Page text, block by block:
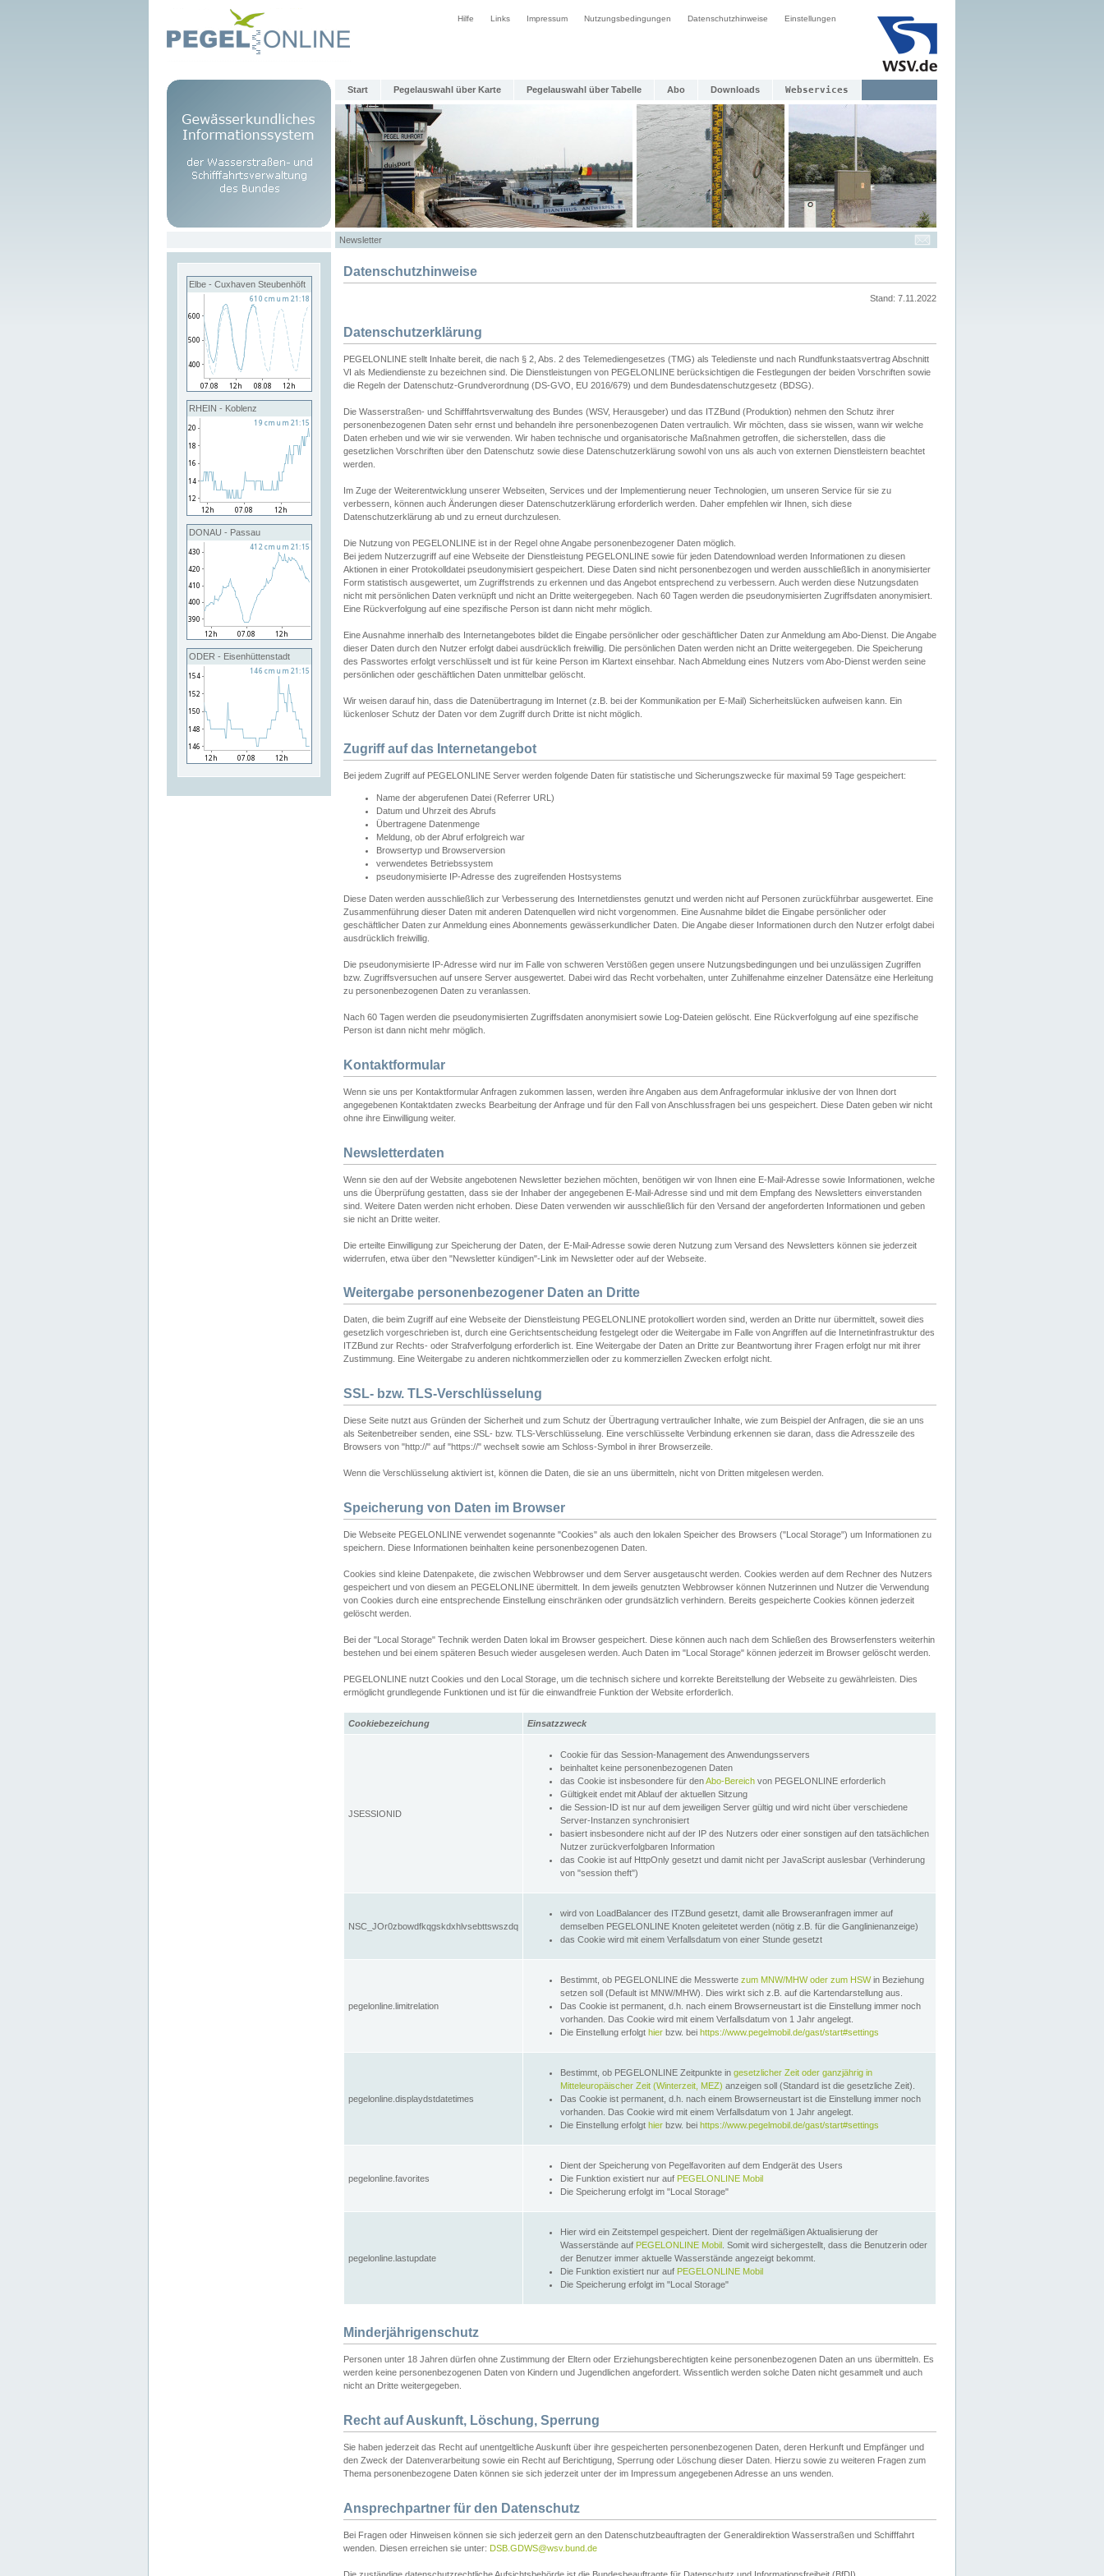
Hilfe Links Impressum Nutzungsbedingungen Datenschutzhinweise Einstellungen
Start Pegelauswahl über Karte Pegelauswahl über Tabelle Abo Downloads Webservices
Newsletter
Elbe - Cuxhaven Steubenhöft
RHEIN - Koblenz
DONAU - Passau
ODER - Eisenhüttenstadt
Datenschutzhinweise
Stand: 7.11.2022
Datenschutzerklärung
PEGELONLINE stellt Inhalte bereit, die nach § 2, Abs. 2 des Telemediengesetzes (TMG) als Teledienste und nach Rundfunkstaatsvertrag Abschnitt
VI als Mediendienste zu bezeichnen sind. Die Dienstleistungen von PEGELONLINE berücksichtigen die Festlegungen der beiden Vorschriften sowie
die Regeln der Datenschutz-Grundverordnung (DS-GVO, EU 2016/679) und dem Bundesdatenschutzgesetz (BDSG).
Die Wasserstraßen- und Schifffahrtsverwaltung des Bundes (WSV, Herausgeber) und das ITZBund (Produktion) nehmen den Schutz ihrer
personenbezogenen Daten sehr ernst und behandeln ihre personenbezogenen Daten vertraulich. Wir möchten, dass sie wissen, wann wir welche
Daten erheben und wie wir sie verwenden. Wir haben technische und organisatorische Maßnahmen getroffen, die sicherstellen, dass die
gesetzlichen Vorschriften über den Datenschutz sowie diese Datenschutzerklärung sowohl von uns als auch von externen Dienstleistern beachtet
werden.
Im Zuge der Weiterentwicklung unserer Webseiten, Services und der Implementierung neuer Technologien, um unseren Service für sie zu
verbessern, können auch Änderungen dieser Datenschutzerklärung erforderlich werden. Daher empfehlen wir Ihnen, sich diese
Datenschutzerklärung ab und zu erneut durchzulesen.
Die Nutzung von PEGELONLINE ist in der Regel ohne Angabe personenbezogener Daten möglich.
Bei jedem Nutzerzugriff auf eine Webseite der Dienstleistung PEGELONLINE sowie für jeden Datendownload werden Informationen zu diesen
Aktionen in einer Protokolldatei pseudonymisiert gespeichert. Diese Daten sind nicht personenbezogen und werden ausschließlich in anonymisierter
Form statistisch ausgewertet, um Zugriffstrends zu erkennen und das Angebot entsprechend zu verbessern. Auch werden diese Nutzungsdaten
nicht mit persönlichen Daten verknüpft und nicht an Dritte weitergegeben. Nach 60 Tagen werden die pseudonymisierten Zugriffsdaten anonymisiert.
Eine Rückverfolgung auf eine spezifische Person ist dann nicht mehr möglich.
Eine Ausnahme innerhalb des Internetangebotes bildet die Eingabe persönlicher oder geschäftlicher Daten zur Anmeldung am Abo-Dienst. Die Angabe
dieser Daten durch den Nutzer erfolgt dabei ausdrücklich freiwillig. Die persönlichen Daten werden nicht an Dritte weitergegeben. Die Speicherung
des Passwortes erfolgt verschlüsselt und ist für keine Person im Klartext einsehbar. Nach Abmeldung eines Nutzers vom Abo-Dienst werden seine
persönlichen oder geschäftlichen Daten unmittelbar gelöscht.
Wir weisen darauf hin, dass die Datenübertragung im Internet (z.B. bei der Kommunikation per E-Mail) Sicherheitslücken aufweisen kann. Ein
lückenloser Schutz der Daten vor dem Zugriff durch Dritte ist nicht möglich.
Zugriff auf das Internetangebot
Bei jedem Zugriff auf PEGELONLINE Server werden folgende Daten für statistische und Sicherungszwecke für maximal 59 Tage gespeichert:
Name der abgerufenen Datei (Referrer URL)
Datum und Uhrzeit des Abrufs
Übertragene Datenmenge
Meldung, ob der Abruf erfolgreich war
Browsertyp und Browserversion
verwendetes Betriebssystem
pseudonymisierte IP-Adresse des zugreifenden Hostsystems
Diese Daten werden ausschließlich zur Verbesserung des Internetdienstes genutzt und werden nicht auf Personen zurückführbar ausgewertet. Eine
Zusammenführung dieser Daten mit anderen Datenquellen wird nicht vorgenommen. Eine Ausnahme bildet die Eingabe persönlicher oder
geschäftlicher Daten zur Anmeldung eines Abonnements gewässerkundlicher Daten. Die Angabe dieser Informationen durch den Nutzer erfolgt dabei
ausdrücklich freiwillig.
Die pseudonymisierte IP-Adresse wird nur im Falle von schweren Verstößen gegen unsere Nutzungsbedingungen und bei unzulässigen Zugriffen
bzw. Zugriffsversuchen auf unsere Server ausgewertet. Dabei wird das Recht vorbehalten, unter Zuhilfenahme einzelner Datensätze eine Herleitung
zu personenbezogenen Daten zu veranlassen.
Nach 60 Tagen werden die pseudonymisierten Zugriffsdaten anonymisiert sowie Log-Dateien gelöscht. Eine Rückverfolgung auf eine spezifische
Person ist dann nicht mehr möglich.
Kontaktformular
Wenn sie uns per Kontaktformular Anfragen zukommen lassen, werden ihre Angaben aus dem Anfrageformular inklusive der von Ihnen dort
angegebenen Kontaktdaten zwecks Bearbeitung der Anfrage und für den Fall von Anschlussfragen bei uns gespeichert. Diese Daten geben wir nicht
ohne ihre Einwilligung weiter.
Newsletterdaten
Wenn sie den auf der Website angebotenen Newsletter beziehen möchten, benötigen wir von Ihnen eine E-Mail-Adresse sowie Informationen, welche
uns die Überprüfung gestatten, dass sie der Inhaber der angegebenen E-Mail-Adresse sind und mit dem Empfang des Newsletters einverstanden
sind. Weitere Daten werden nicht erhoben. Diese Daten verwenden wir ausschließlich für den Versand der angeforderten Informationen und geben
sie nicht an Dritte weiter.
Die erteilte Einwilligung zur Speicherung der Daten, der E-Mail-Adresse sowie deren Nutzung zum Versand des Newsletters können sie jederzeit
widerrufen, etwa über den "Newsletter kündigen"-Link im Newsletter oder auf der Webseite.
Weitergabe personenbezogener Daten an Dritte
Daten, die beim Zugriff auf eine Webseite der Dienstleistung PEGELONLINE protokolliert worden sind, werden an Dritte nur übermittelt, soweit dies
gesetzlich vorgeschrieben ist, durch eine Gerichtsentscheidung festgelegt oder die Weitergabe im Falle von Angriffen auf die Internetinfrastruktur des
ITZBund zur Rechts- oder Strafverfolgung erforderlich ist. Eine Weitergabe der Daten an Dritte zur Beantwortung ihrer Fragen erfolgt nur mit ihrer
Zustimmung. Eine Weitergabe zu anderen nichtkommerziellen oder zu kommerziellen Zwecken erfolgt nicht.
SSL- bzw. TLS-Verschlüsselung
Diese Seite nutzt aus Gründen der Sicherheit und zum Schutz der Übertragung vertraulicher Inhalte, wie zum Beispiel der Anfragen, die sie an uns
als Seitenbetreiber senden, eine SSL- bzw. TLS-Verschlüsselung. Eine verschlüsselte Verbindung erkennen sie daran, dass die Adresszeile des
Browsers von "http://" auf "https://" wechselt sowie am Schloss-Symbol in ihrer Browserzeile.
Wenn die Verschlüsselung aktiviert ist, können die Daten, die sie an uns übermitteln, nicht von Dritten mitgelesen werden.
Speicherung von Daten im Browser
Die Webseite PEGELONLINE verwendet sogenannte "Cookies" als auch den lokalen Speicher des Browsers ("Local Storage") um Informationen zu
speichern. Diese Informationen beinhalten keine personenbezogenen Daten.
Cookies sind kleine Datenpakete, die zwischen Webbrowser und dem Server ausgetauscht werden. Cookies werden auf dem Rechner des Nutzers
gespeichert und von diesem an PEGELONLINE übermittelt. In dem jeweils genutzten Webbrowser können Nutzerinnen und Nutzer die Verwendung
von Cookies durch eine entsprechende Einstellung einschränken oder grundsätzlich verhindern. Bereits gespeicherte Cookies können jederzeit
gelöscht werden.
Bei der "Local Storage" Technik werden Daten lokal im Browser gespeichert. Diese können auch nach dem Schließen des Browserfensters weiterhin
bestehen und bei einem späteren Besuch wieder ausgelesen werden. Auch Daten im "Local Storage" können jederzeit im Browser gelöscht werden.
PEGELONLINE nutzt Cookies und den Local Storage, um die technisch sichere und korrekte Bereitstellung der Webseite zu gewährleisten. Dies
ermöglicht grundlegende Funktionen und ist für die einwandfreie Funktion der Website erforderlich.
Cookiebezeichung Einsatzzweck
JSESSIONID
Cookie für das Session-Management des Anwendungsservers
beinhaltet keine personenbezogenen Daten
das Cookie ist insbesondere für denAbo-Bereich von PEGELONLINE erforderlich
Gültigkeit endet mit Ablauf der aktuellen Sitzung
die Session-ID ist nur auf dem jeweiligen Server gültig und wird nicht über verschiedene
Server-Instanzen synchronisiert
basiert insbesondere nicht auf der IP des Nutzers oder einer sonstigen auf den tatsächlichen
Nutzer zurückverfolgbaren Information
das Cookie ist auf HttpOnly gesetzt und damit nicht per JavaScript auslesbar (Verhinderung
von "session theft")
NSC_JOr0zbowdfkqgskdxhlvsebttswszdq
wird von LoadBalancer des ITZBund gesetzt, damit alle Browseranfragen immer auf
demselben PEGELONLINE Knoten geleitetet werden (nötig z.B. für die Ganglinienanzeige)
das Cookie wird mit einem Verfallsdatum von einer Stunde gesetzt
pegelonline.limitrelation
Bestimmt, ob PEGELONLINE die Messwerte zum MNW/MHW oder zum HSWin Beziehung
setzen soll (Default ist MNW/MHW). Dies wirkt sich z.B. auf die Kartendarstellung aus.
Das Cookie ist permanent, d.h. nach einem Browserneustart ist die Einstellung immer noch
vorhanden. Das Cookie wird mit einem Verfallsdatum von 1 Jahr angelegt.
Die Einstellung erfolgt hier bzw. bei https://www.pegelmobil.de/gast/start#settings
pegelonline.displaydstdatetimes
Bestimmt, ob PEGELONLINE Zeitpunkte in gesetzlicher Zeit oder ganzjährig in
Mitteleuropäischer Zeit (Winterzeit, MEZ) anzeigen soll (Standard ist die gesetzliche Zeit).
Das Cookie ist permanent, d.h. nach einem Browserneustart ist die Einstellung immer noch
vorhanden. Das Cookie wird mit einem Verfallsdatum von 1 Jahr angelegt.
Die Einstellung erfolgt hier bzw. bei https://www.pegelmobil.de/gast/start#settings
pegelonline.favorites
Dient der Speicherung von Pegelfavoriten auf dem Endgerät des Users
Die Funktion existiert nur auf PEGELONLINE Mobil
Die Speicherung erfolgt im "Local Storage"
pegelonline.lastupdate
Hier wird ein Zeitstempel gespeichert. Dient der regelmäßigen Aktualisierung der
Wasserstände auf PEGELONLINE Mobil . Somit wird sichergestellt, dass die Benutzerin oder
der Benutzer immer aktuelle Wasserstände angezeigt bekommt.
Die Funktion existiert nur auf PEGELONLINE Mobil
Die Speicherung erfolgt im "Local Storage"
Minderjährigenschutz
Personen unter 18 Jahren dürfen ohne Zustimmung der Eltern oder Erziehungsberechtigten keine personenbezogenen Daten an uns übermitteln. Es
werden keine personenbezogenen Daten von Kindern und Jugendlichen angefordert. Wissentlich werden solche Daten nicht gesammelt und auch
nicht an Dritte weitergegeben.
Recht auf Auskunft, Löschung, Sperrung
Sie haben jederzeit das Recht auf unentgeltliche Auskunft über ihre gespeicherten personenbezogenen Daten, deren Herkunft und Empfänger und
den Zweck der Datenverarbeitung sowie ein Recht auf Berichtigung, Sperrung oder Löschung dieser Daten. Hierzu sowie zu weiteren Fragen zum
Thema personenbezogene Daten können sie sich jederzeit unter der im Impressum angegebenen Adresse an uns wenden.
Ansprechpartner für den Datenschutz
Bei Fragen oder Hinweisen können sie sich jederzeit gern an den Datenschutzbeauftragten der Generaldirektion Wasserstraßen und Schifffahrt
wenden. Diesen erreichen sie unter: DSB.GDWS@wsv.bund.de